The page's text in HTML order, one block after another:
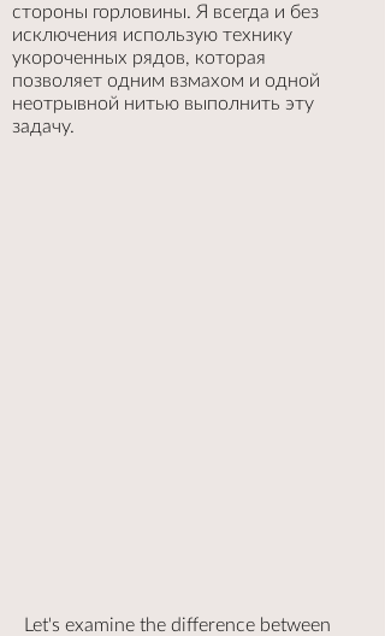
стороны горловины. Я всегда и без
исключения использую технику
укороченных рядов, которая
позволяет одним взмахом и одной
неотрывной нитью выполнить эту
задачу.
Let's examine the difference between